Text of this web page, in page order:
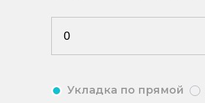
Укладка по прямой